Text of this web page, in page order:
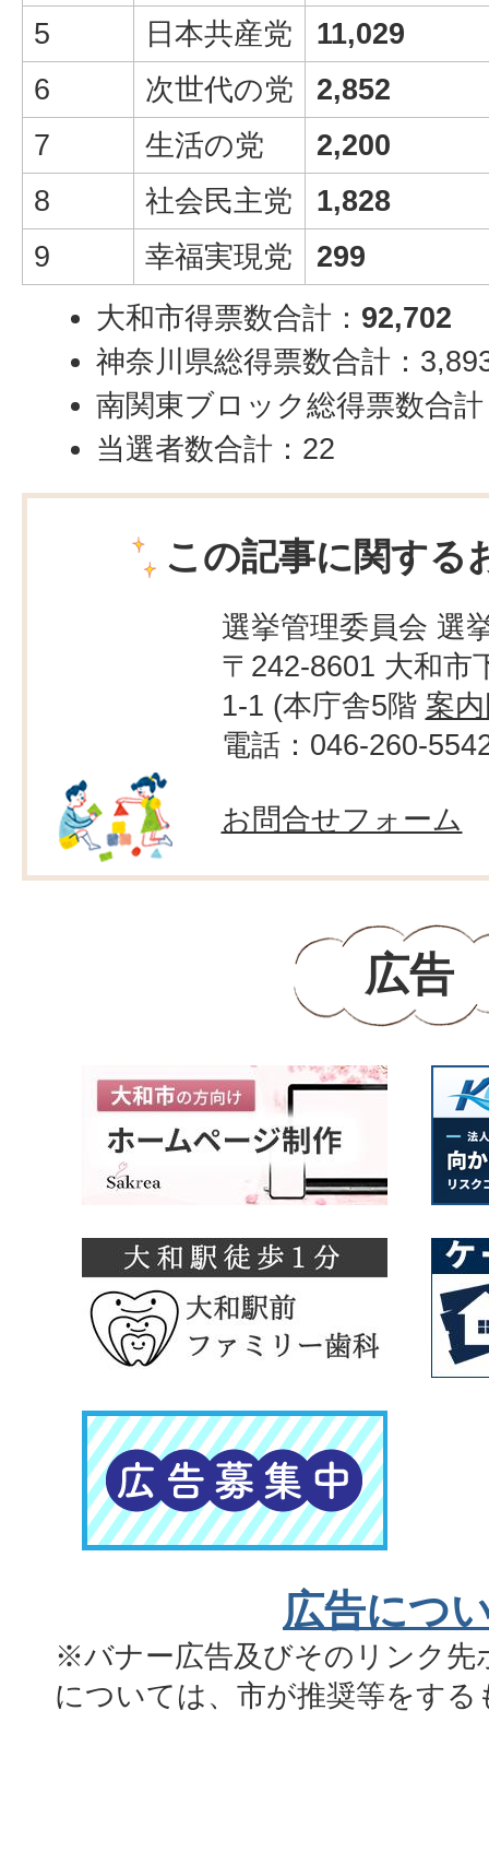
5 日本共産党
11,029
6
次世代の党
2,852
7
生活の党
2,200
8
社会民主党
1,828
9
幸福実現党
299
大和市得票数合計： 92,702
神奈川県総得票数合計：
南関東ブロック総得票数合
当選者数合計：22
この記事に関する
選挙管理委員会 選
〒242-8601 大和市
1-1 (本庁舎5階 案
電話：046-260-
お問合せフォーム
広告
広告につ
※バナー広告及びそのリンク先
については、市が推奨等をす